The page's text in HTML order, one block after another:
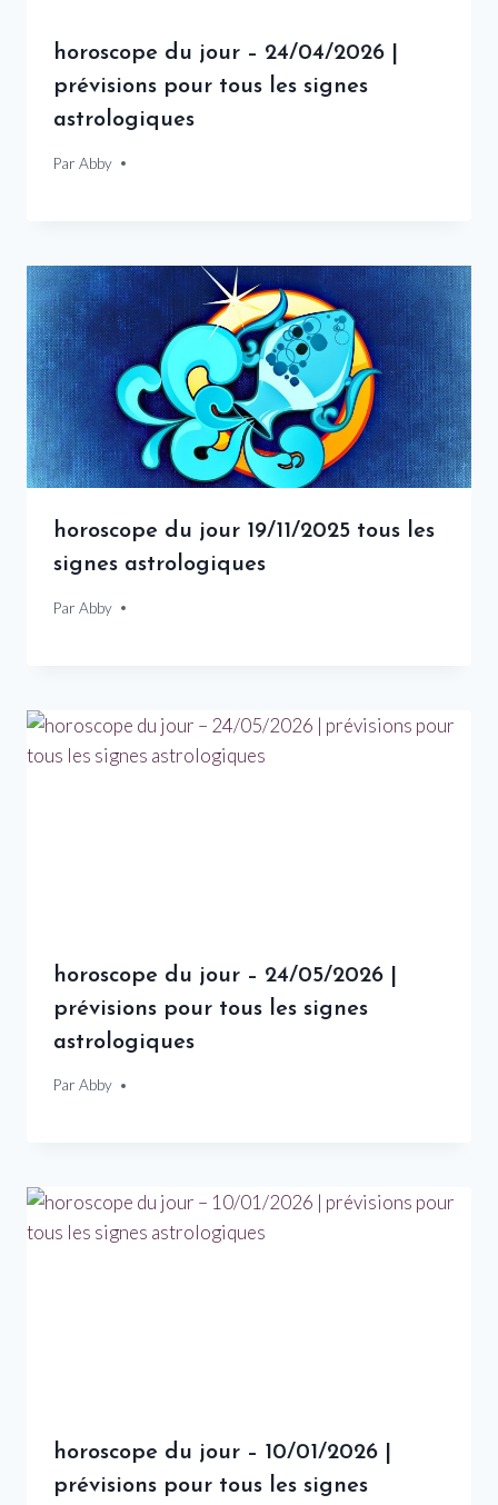
horoscope du jour – 24/04/2026 |
prévisions pour tous les signes
astrologiques
Par Abby
24 avril 2026
horoscope du jour 19/11/2025 tous les
signes astrologiques
Par Abby
19 novembre 2025
horoscope du jour – 24/05/2026 |
prévisions pour tous les signes
astrologiques
Par Abby
24 mai 2026
horoscope du jour – 10/01/2026 |
prévisions pour tous les signes